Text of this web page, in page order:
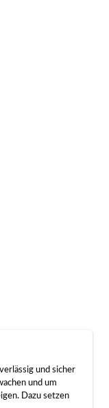
und sicher
und um
Dazu setzen